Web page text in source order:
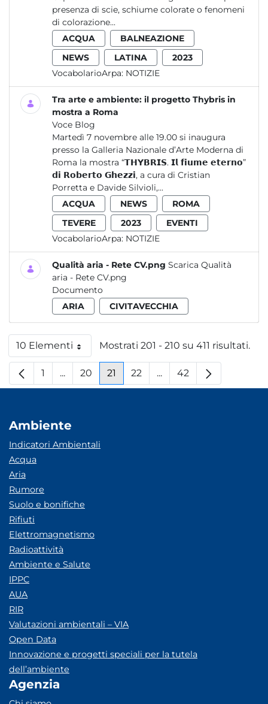
presenza di scie, schiume colorate o fenomeni
di colorazione...
ACQUA
BALNEAZIONE
NEWS
LATINA
2023
VocabolarioArpa: NOTIZIE
Tra arte e ambiente: il progetto Thybris in
mostra a Roma
Voce Blog
Martedì 7 novembre alle 19.00 si inaugura
presso la Galleria Nazionale d’Arte Moderna di
Roma la mostra “𝗧𝗛𝗬𝗕𝗥𝗜𝗦. 𝗜𝗹 𝗳𝗶𝘂𝗺𝗲 𝗲𝘁𝗲𝗿𝗻𝗼”
𝗱𝗶 𝗥𝗼𝗯𝗲𝗿𝘁𝗼 𝗚𝗵𝗲𝘇𝘇𝗶, a cura di Cristian
Porretta e Davide Silvioli,...
ACQUA
NEWS
ROMA
TEVERE
2023
EVENTI
VocabolarioArpa: NOTIZIE
Qualità aria - Rete CV.png Scarica Qualità
aria - Rete CV.png
Documento
ARIA
CIVITAVECCHIA
10 ElementiPer paginaMostrati 201 - 210 su 411 risultati.
Pagina
1 ...Pagine intermedie
Pagina
20 Pagina
21 Pagina
22 ...Pagine intermedie
Pagina
42
Ambiente
Indicatori Ambientali
Acqua
Aria
Rumore
Suolo e bonifiche
Rifiuti
Elettromagnetismo
Radioattività
Ambiente e Salute
IPPC
AUA
RIR
Valutazioni ambientali – VIA
Open Data
Innovazione e progetti speciali per la tutela
dell’ambiente
Agenzia